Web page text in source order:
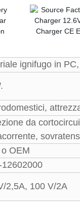
ignifugo in
da
OEM
12602000
2,5A, 100 V/2A